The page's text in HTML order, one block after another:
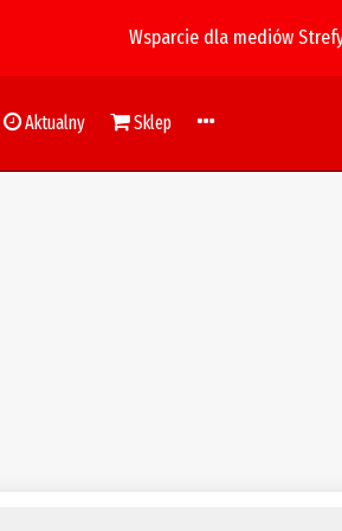
Wsparcie dla mediów
Aktualny Sklep